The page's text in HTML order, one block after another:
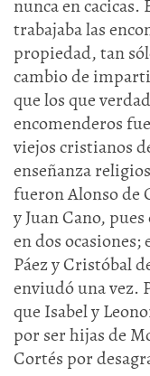
nunca en cacicas.
trabajaba las
propiedad, tan
cambio de
que los que
encomenderos
viejos cristianos
enseñanza
fueron Alonso de
y Juan Cano,
en dos ocasiones;
Páez y Cristóbal
enviudó una vez.
que Isabel y
por ser hijas de
Cortés por